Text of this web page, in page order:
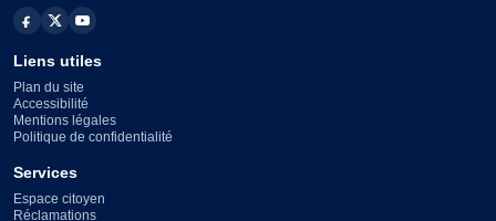
Liens utiles
Plan du site
Accessibilité
Mentions légales
Politique de confidentialité
Services
Espace citoyen
Réclamations